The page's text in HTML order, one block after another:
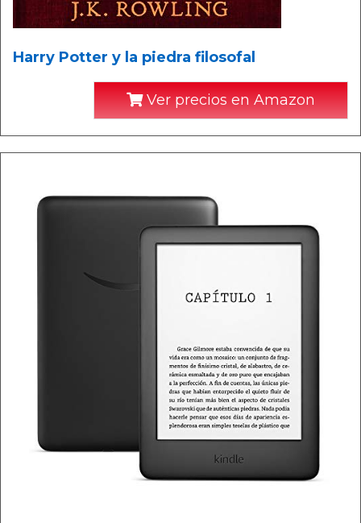
Harry Potter y la piedra filosofal
Ver precios en Amazon